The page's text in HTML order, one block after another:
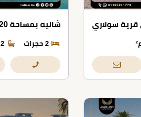
شاليه بمساحة 120 متر مربع في قرية سولاري
2 حجرات 2 حمام